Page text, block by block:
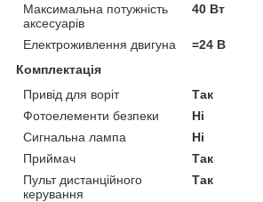
Максимальна потужність
аксесуарів
40 Вт
Електроживлення двигуна
=24 В
Комплектація
Привід для воріт
Так
Фотоелементи безпеки
Ні
Сигнальна лампа
Ні
Приймач
Так
Пульт дистанційного
керування
Так